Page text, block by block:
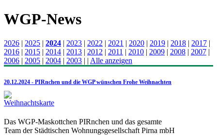
WGP-News
2026 | 2025 | 2024 | 2023 | 2022 | 2021 | 2020 | 2019 | 2018 | 2017 |
2016 | 2015 | 2014 | 2013 | 2012 | 2011 | 2010 | 2009 | 2008 | 2007 |
2006 | 2005 | 2004 | 2003 | | Alle anzeigen
20.12.2024 - PIRnchen und die WGP wünschen Frohe Weihnachten
Das WGP-Maskottchen PIRnchen und das gesamte
Team der Städtischen Wohnungsgesellschaft Pirna mbH